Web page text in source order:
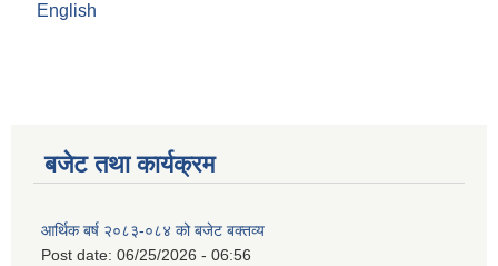
English
बजेट तथा कार्यक्रम
आर्थिक बर्ष २०८३-०८४ को बजेट बक्तव्य
Post date: 06/25/2026 - 06:56